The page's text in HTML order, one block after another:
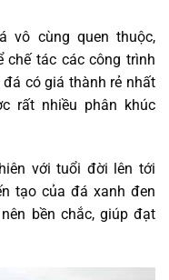
vô cùng quen thuộc,
tác các công trình
có giá thành rẻ nhất
rất nhiều phân khúc
với tuổi đời lên tới
tạo của đá xanh đen
bền chắc, giúp đạt